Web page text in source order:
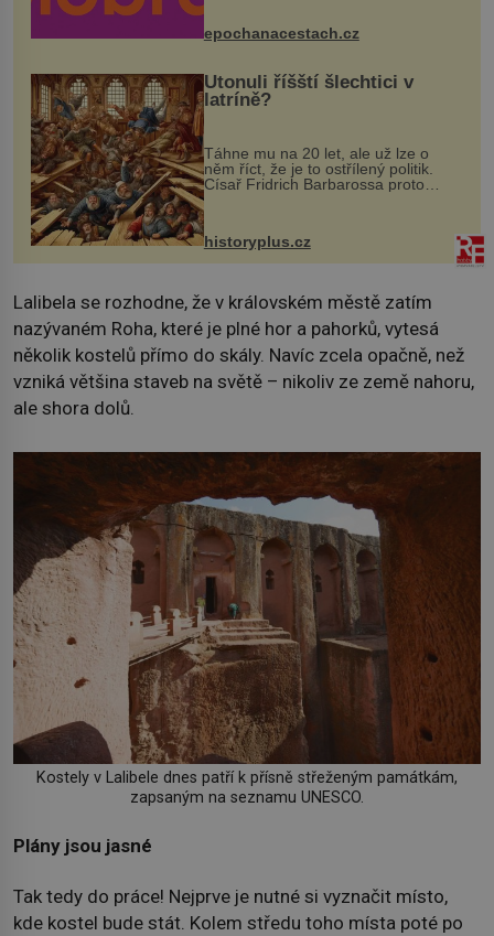
mohou těšit na víno, burčák, pes...
epochanacestach.cz
Utonuli říšští šlechtici v
latríně?
Táhne mu na 20 let, ale už lze o
něm říct, že je to ostřílený politik.
Císař Fridrich Barbarossa proto
posílá svého syna a dědice Jindřicha
VI. do Erfurtu, aby se stal
prostředníkem při řešení sporu m...
historyplus.cz
Lalibela se rozhodne, že v královském městě zatím
nazývaném Roha, které je plné hor a pahorků, vytesá
několik kostelů přímo do skály. Navíc zcela opačně, než
vzniká většina staveb na světě – nikoliv ze země nahoru,
ale shora dolů.
Kostely v Lalibele dnes patří k přísně střeženým památkám,
zapsaným na seznamu UNESCO.
Plány jsou jasné
Tak tedy do práce! Nejprve je nutné si vyznačit místo,
kde kostel bude stát. Kolem středu toho místa poté po